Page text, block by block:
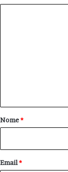
o
Nome*
Email*